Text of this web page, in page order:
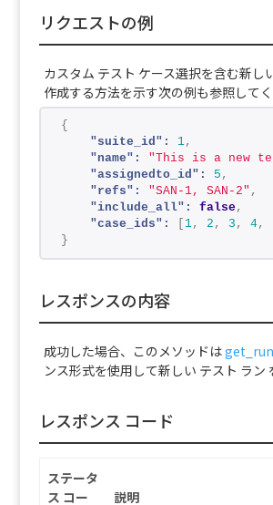
リクエストの例
カスタム テスト ケース選択を含む新し
作成する方法を示す次の例も参照してく
{
"suite_id":
1,
"name":
"This is a new
"assignedto_id":
5 ,
"refs":
"SAN-1, SAN-2" ,
"include_all":
false,
"case_ids":
1, 2 , 3 , 4,
}
レスポンスの内容
成功した場合、このメソッドはget_run
ンス形式を使用して新しい テスト ラン
レスポンス コード
ステータ
ス コー
説明